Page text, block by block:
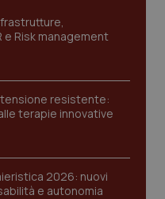
e Risk management
resistente:
terapie innovative
2026: nuovi
e autonomia
YouTube
.youtube.com